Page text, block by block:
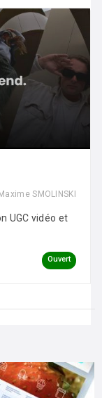
SMOLINSKI
UGC vidéo et
Ouvert